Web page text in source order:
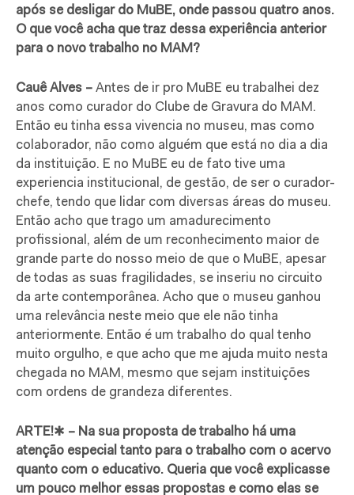
após se desligar do MuBE, onde passou quatro anos.
O que você acha que traz dessa experiência anterior
para o novo trabalho no MAM?
Cauê Alves – Antes de ir pro MuBE eu trabalhei dez
anos como curador do Clube de Gravura do MAM.
Então eu tinha essa vivencia no museu, mas como
colaborador, não como alguém que está no dia a dia
da instituição. E no MuBE eu de fato tive uma
experiencia institucional, de gestão, de ser o curador-
chefe, tendo que lidar com diversas áreas do museu.
Então acho que trago um amadurecimento
profissional, além de um reconhecimento maior de
grande parte do nosso meio de que o MuBE, apesar
de todas as suas fragilidades, se inseriu no circuito
da arte contemporânea. Acho que o museu ganhou
uma relevância neste meio que ele não tinha
anteriormente. Então é um trabalho do qual tenho
muito orgulho, e que acho que me ajuda muito nesta
chegada no MAM, mesmo que sejam instituições
com ordens de grandeza diferentes.
ARTE!✱ – Na sua proposta de trabalho há uma
atenção especial tanto para o trabalho com o acervo
quanto com o educativo. Queria que você explicasse
um pouco melhor essas propostas e como elas se